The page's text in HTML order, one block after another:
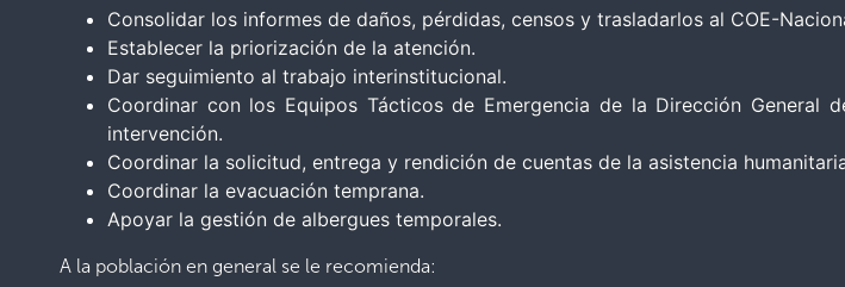
Consolidar los informes de daños, pérdidas, censos y trasladarlos al COE-
Establecer la priorización de la atención.
Dar seguimiento al trabajo interinstitucional.
Coordinar con los Equipos Tácticos de Emergencia de la Dirección
intervención.
Coordinar la solicitud, entrega y rendición de cuentas de la asistencia
Coordinar la evacuación temprana.
Apoyar la gestión de albergues temporales.
A la población en general se le recomienda: